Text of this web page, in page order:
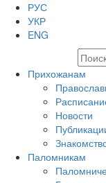
РУС
УКР
ENG
Прихожанам
Новости
Паломникам